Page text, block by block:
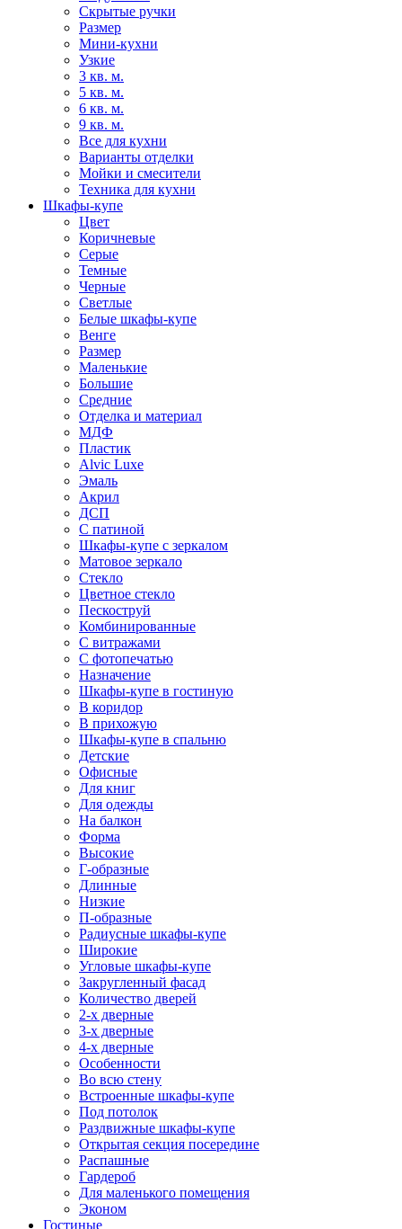
Скрытые ручки
Размер
Мини-кухни
Узкие
3 кв. м.
5 кв. м.
6 кв. м.
9 кв. м.
Все для кухни
Варианты отделки
Мойки и смесители
Техника для кухни
Шкафы-купе
Цвет
Коричневые
Серые
Темные
Черные
Светлые
Белые шкафы-купе
Венге
Размер
Маленькие
Большие
Средние
Отделка и материал
МДФ
Пластик
Alvic Luxe
Эмаль
Акрил
ДСП
С патиной
Шкафы-купе с зеркалом
Матовое зеркало
Стекло
Цветное стекло
Пескоструй
Комбинированные
С витражами
С фотопечатью
Назначение
Шкафы-купе в гостиную
В коридор
В прихожую
Шкафы-купе в спальню
Детские
Офисные
Для книг
Для одежды
На балкон
Форма
Высокие
Г-образные
Длинные
Низкие
П-образные
Радиусные шкафы-купе
Широкие
Угловые шкафы-купе
Закругленный фасад
Количество дверей
2-х дверные
3-х дверные
4-х дверные
Особенности
Во всю стену
Встроенные шкафы-купе
Под потолок
Раздвижные шкафы-купе
Открытая секция посередине
Распашные
Гардероб
Для маленького помещения
Эконом
Гостиные